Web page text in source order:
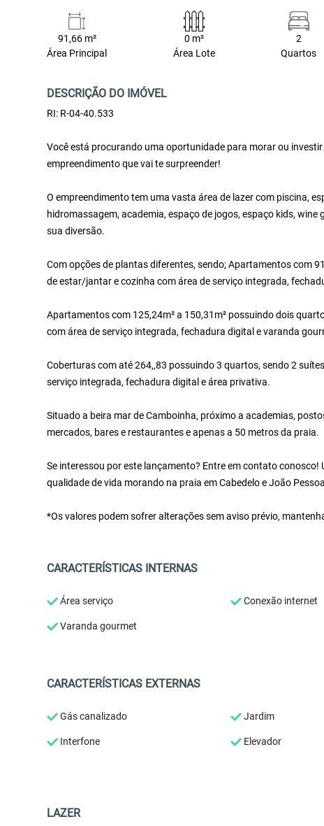
91,66 m²
Área Principal
0 m²
Área Lote
2
Quartos
DESCRIÇÃO DO IMÓVEL
RI: R-04-40.533
Você está procurando uma oportunidade para morar ou
empreendimento que vai te surpreender!
O empreendimento tem uma vasta área de lazer com piscina,
hidromassagem, academia, espaço de jogos, espaço kids,
sua diversão.
Com opções de plantas diferentes, sendo; Apartamentos com
de estar/jantar e cozinha com área de serviço integrada,
Apartamentos com 125,24m² a 150,31m² possuindo dois
com área de serviço integrada, fechadura digital e varanda
Coberturas com até 264,,83 possuindo 3 quartos, sendo 2
serviço integrada, fechadura digital e área privativa.
Situado a beira mar de Camboinha, próximo a academias,
mercados, bares e restaurantes e apenas a 50 metros da praia.
Se interessou por este lançamento? Entre em contato
qualidade de vida morando na praia em Cabedelo e João
*Os valores podem sofrer alterações sem aviso prévio,
CARACTERÍSTICAS INTERNAS
Área serviço Conexão internet
Varanda gourmet
CARACTERÍSTICAS EXTERNAS
Gás canalizado Jardim
Interfone Elevador
LAZER